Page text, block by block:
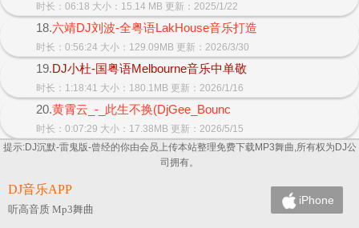
时长：06:18 大小：15.14 MB 更新：2025/1/22
18.六靖DJ刘波-全粤语LakHouse音乐打造
时长：0:56:24 大小：129.09MB 更新：2026/3/30
19.DJ小杜-国粤语Melbourne音乐中单敬
时长：1:18:41 大小：180.1MB 更新：2026/1/16
20.黄霄云_-_此生不换(DjGee_Bounc
时长：0:07:29 大小：17.38MB 更新：2026/5/15
提示:DJ沉默-雷鬼版-曾经的你由会员上传本站整理免费下载MP3舞曲,所有权为DJ公
司拥有。
DJ音乐APP
听高音质 Mp3舞曲
iPhone